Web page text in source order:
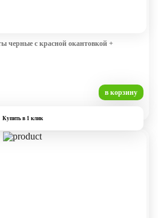
черные с красной окантовкой +
в корзину
Купить в 1 клик